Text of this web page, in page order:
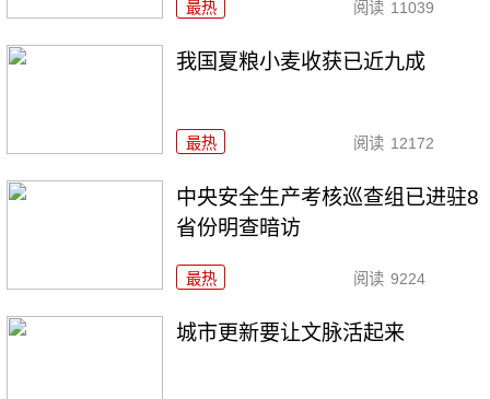
最热 阅读 11039
我国夏粮小麦收获已近九成
最热 阅读 12172
中央安全生产考核巡查组已进驻8
省份明查暗访
最热 阅读 9224
城市更新要让文脉活起来